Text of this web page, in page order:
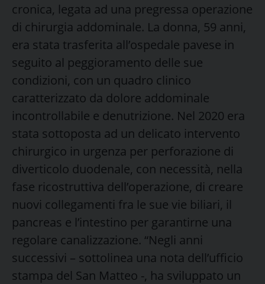
cronica, legata ad una pregressa operazione
di chirurgia addominale. La donna, 59 anni,
era stata trasferita all’ospedale pavese in
seguito al peggioramento delle sue
condizioni, con un quadro clinico
caratterizzato da dolore addominale
incontrollabile e denutrizione. Nel 2020 era
stata sottoposta ad un delicato intervento
chirurgico in urgenza per perforazione di
diverticolo duodenale, con necessità, nella
fase ricostruttiva dell’operazione, di creare
nuovi collegamenti fra le sue vie biliari, il
pancreas e l’intestino per garantirne una
regolare canalizzazione. “Negli anni
successivi – sottolinea una nota dell’ufficio
stampa del San Matteo -, ha sviluppato un